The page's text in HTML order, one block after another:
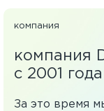
компания
компания
с 2001 года
За это время